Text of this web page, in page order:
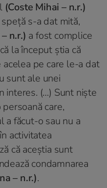
(Coste Mihai – n.r.)
speță s-a dat mită,
n.r.) a fost complice
la început știa că
acelea pe care le-a dat
sunt ale unei
interes. (…) Sunt niște
care,
a făcut-o sau nu a
activitatea
că aceştia sunt
condamnarea
– n.r.).